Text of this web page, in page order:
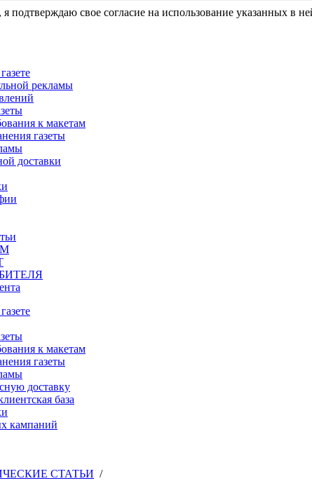
подтверждаю свое согласие на использование указанных в
рекламы
к макетам
газеты
доставки
к макетам
газеты
доставку
база
кампаний
СТАТЬИ /